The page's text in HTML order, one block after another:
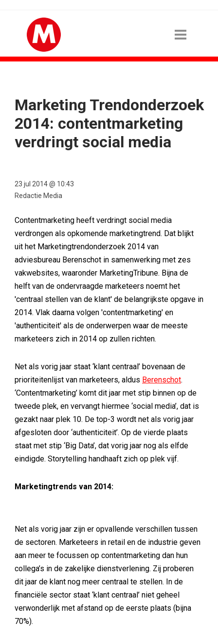
Marketing Trendonderzoek
2014: contentmarketing
verdringt social media
23 jul 2014 @ 10:43
Redactie Media
Contentmarketing heeft verdringt social media
verdrongen als opkomende marketingtrend. Dat blijkt
uit het Marketingtrendonderzoek 2014 van
adviesbureau Berenschot in samenwerking met zes
vakwebsites, waaronder MarketingTribune. Bijna de
helft van de ondervraagde marketeers noemt het
'centraal stellen van de klant' de belangrijkste opgave in
2014. Vlak daarna volgen 'contentmarketing' en
'authenticiteit' als de onderwerpen waar de meeste
marketeers zich in 2014 op zullen richten.
Net als vorig jaar staat ‘klant centraal’ bovenaan de
prioriteitenlijst van marketeers, aldus Berenschot.
‘Contentmarketing’ komt dit jaar met stip binnen op de
tweede plek, en vervangt hiermee ‘social media’, dat is
gezakt naar plek 10. De top-3 wordt net als vorig jaar
afgesloten door ‘authenticiteit’. Op de vierde plaats
staat met stip ‘Big Data’, dat vorig jaar nog als elfde
eindigde. Storytelling handhaaft zich op plek vijf.
Marketingtrends van 2014:
Net als vorig jaar zijn er opvallende verschillen tussen
de sectoren. Marketeers in retail en de industrie geven
aan meer te focussen op contentmarketing dan hun
collega’s in de zakelijke dienstverlening. Zij proberen
dit jaar de klant nog meer centraal te stellen. In de
financiële sector staat ‘klant centraal’ niet geheel
verwonderlijk met afstand op de eerste plaats (bijna
70%).